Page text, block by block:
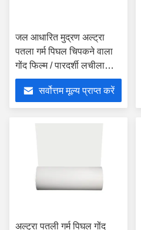
जल आधारित मुद्रण अल्ट्रा
पतला गर्म पिघल चिपकने वाला
गोंद फिल्म / पारदर्शी लचीला
टीपीयू फिल्म
सर्वोत्तम मूल्य प्राप्त करें
अल्ट्रा पतली गर्म पिघल गोंद